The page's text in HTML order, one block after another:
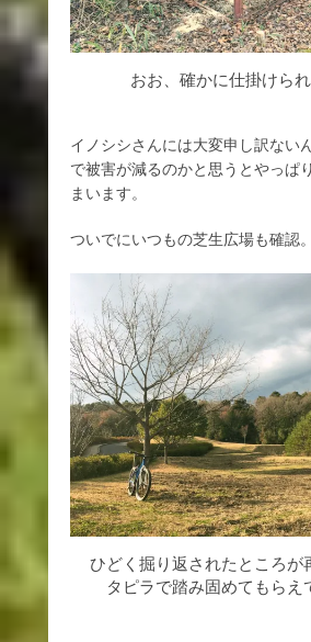
おお、確かに仕掛けられ
イノシシさんには大変申し訳ない
で被害が減るのかと思うとやっぱ
まいます。
ついでにいつもの芝生広場も確認。
ひどく掘り返されたところが
タピラで踏み固めてもらえ